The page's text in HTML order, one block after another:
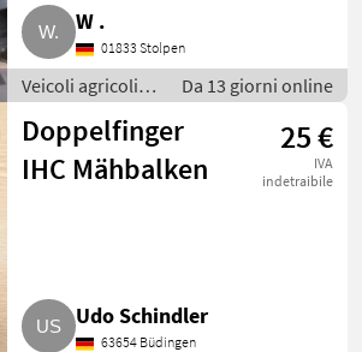
W .
01833 Stolpen
Veicoli agricoli a
motore /
Motofalciatrici/motofresatrici
Da 13 giorni online
Doppelfinger
IHC Mähbalken
25 €
IVA
indetraibile
Udo Schindler
63654 Büdingen